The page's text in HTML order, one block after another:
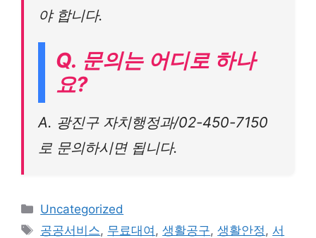
야 합니다.
Q. 문의는 어디로 하나
요?
A. 광진구 자치행정과/02-450-7150
로 문의하시면 됩니다.
Categories
Uncategorized
Tags
공공서비스, 무료대여 ,생활공구,생활안정 , 서